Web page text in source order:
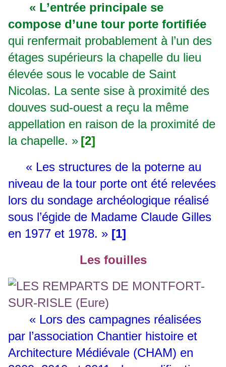
« L’entrée principale se
compose d’une tour porte fortifiée
qui renfermait probablement à l’un des
étages supérieurs la chapelle du lieu
élevée sous le vocable de Saint
Nicolas. La sente sise à proximité des
douves sud-ouest a reçu la même
appellation en raison de la proximité de
la chapelle. » [2]
« Les structures de la poterne au
niveau de la tour porte ont été relevées
lors du sondage archéologique réalisé
sous l’égide de Madame Claude Gilles
en 1977 et 1978. » [1]
Les fouilles
« Lors des campagnes réalisées
par l’association Chantier histoire et
Architecture Médiévale (CHAM) en